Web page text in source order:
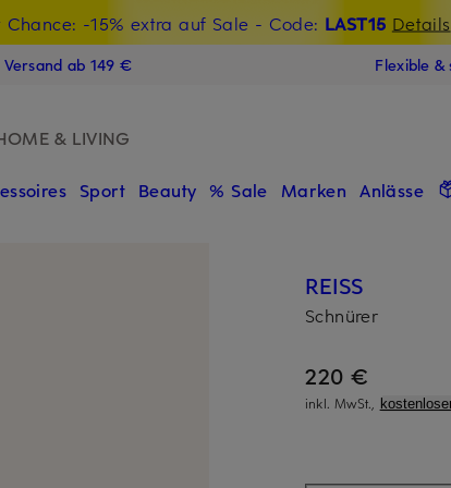
Chance: -15% extra auf Sale - Code: LAST15 Details
Willkommensgutschein mit Beyond sichern
ab 149 € Flexible &
& LIVING
Sport Beauty % Sale Marken Anlässe
REISS
Schnürer
220 €
inkl. MwSt.,